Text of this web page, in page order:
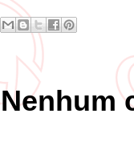
Nenhum